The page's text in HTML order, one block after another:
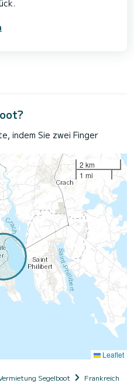
indem Sie zwei Finger
2 km
1 mi
Leaflet
Segelboot Frankreich